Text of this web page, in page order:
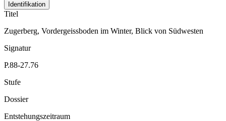
Identifikation
Titel
Zugerberg, Vordergeissboden im Winter, Blick von Südwesten
Signatur
P.88-27.76
Stufe
Dossier
Entstehungszeitraum